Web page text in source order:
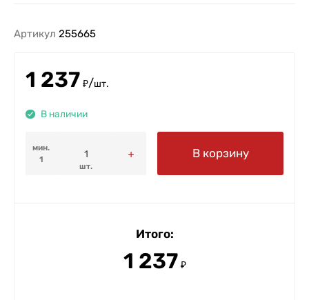
Артикул 255665
1 237 ₽/шт.
В наличии
мин.
1
шт.
В корзину
Итого:
1 237 ₽